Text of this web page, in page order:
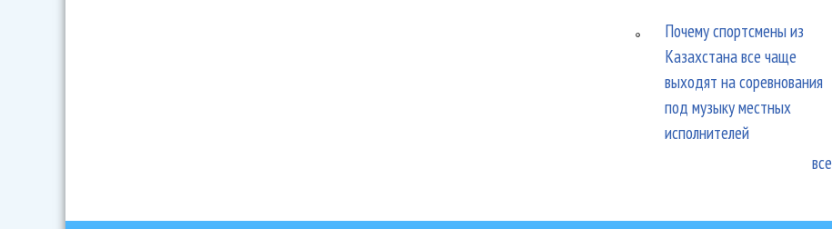
Почему спортсмены из
Казахстана все чаще
выходят на соревнования
под музыку местных
исполнителей
все